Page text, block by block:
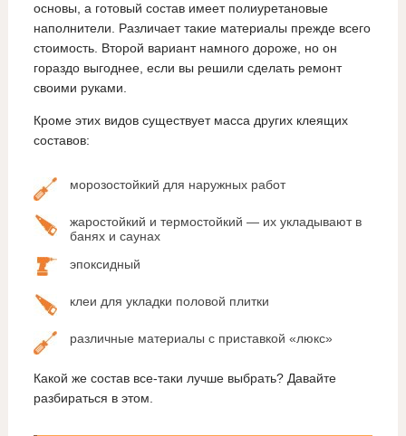
основы, а готовый состав имеет полиуретановые
наполнители. Различает такие материалы прежде всего
стоимость. Второй вариант намного дороже, но он
гораздо выгоднее, если вы решили сделать ремонт
своими руками.
Кроме этих видов существует масса других клеящих
составов:
морозостойкий для наружных работ
жаростойкий и термостойкий — их укладывают в
банях и саунах
эпоксидный
клеи для укладки половой плитки
различные материалы с приставкой «люкс»
Какой же состав все-таки лучше выбрать? Давайте
разбираться в этом.